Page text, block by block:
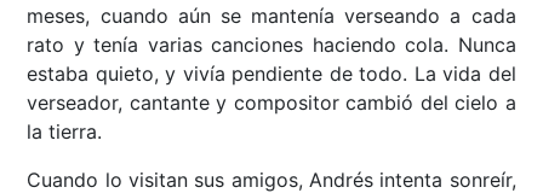
meses, cuando aún se mantenía verseando a cada
rato y tenía varias canciones haciendo cola. Nunca
estaba quieto, y vivía pendiente de todo. La vida del
verseador, cantante y compositor cambió del cielo a
la tierra.
Cuando lo visitan sus amigos, Andrés intenta sonreír,